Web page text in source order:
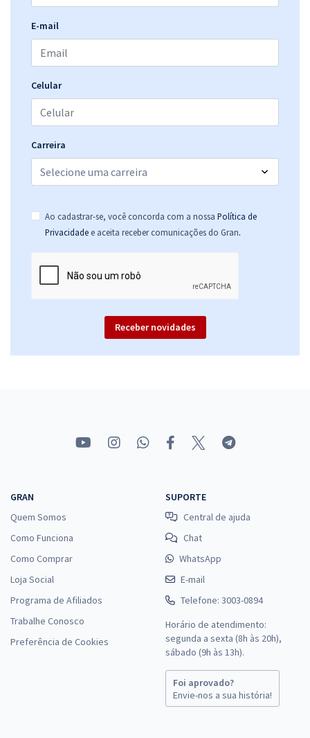
E-mail
Celular
Carreira
Ao cadastrar-se, você concorda com a nossa Política de
Privacidade e aceita receber comunicações do Gran.
Receber novidades
GRAN
Quem Somos
Como Funciona
Como Comprar
Loja Social
Programa de Afiliados
Trabalhe Conosco
Preferência de Cookies
SUPORTE
Central de ajuda
Chat
WhatsApp
E-mail
Telefone: 3003-0894
Horário de atendimento:
segunda a sexta (8h às 20h),
sábado (9h às 13h).
Foi aprovado?
Envie-nos a sua história!